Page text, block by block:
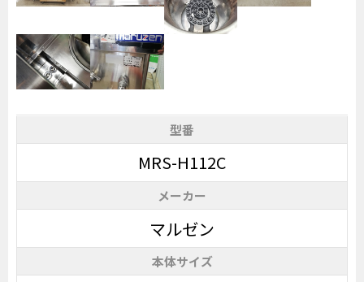
型番
MRS-H112C
メーカー
マルゼン
本体サイズ